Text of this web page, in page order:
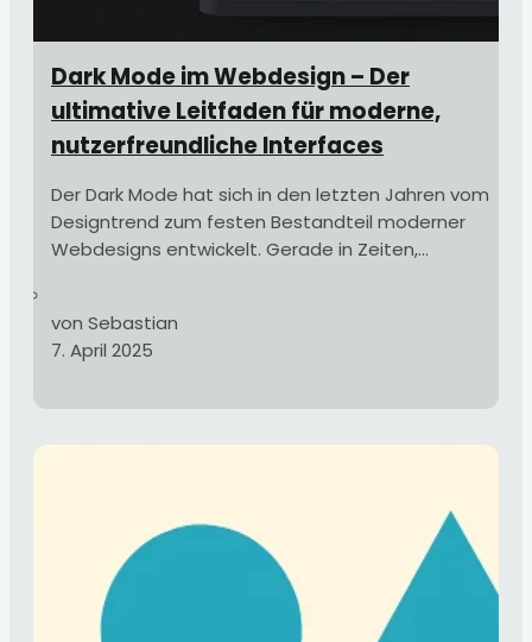
Dark Mode im Webdesign – Der
ultimative Leitfaden für moderne,
nutzerfreundliche Interfaces
Der Dark Mode hat sich in den letzten Jahren vom
Designtrend zum festen Bestandteil moderner
Webdesigns entwickelt. Gerade in Zeiten,...
von Sebastian
7. April 2025